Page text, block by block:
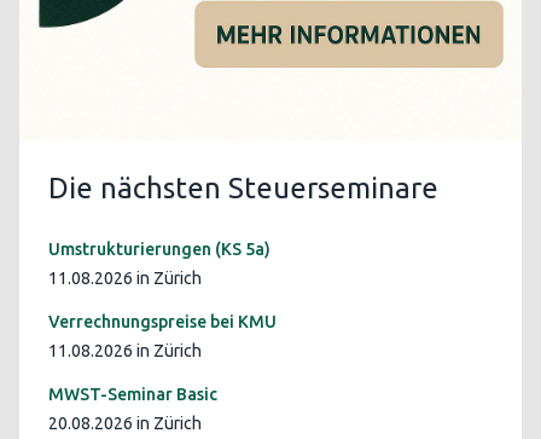
Die nächsten Steuerseminare
Umstrukturierungen (KS 5a)
11.08.2026 in Zürich
Verrechnungspreise bei KMU
11.08.2026 in Zürich
MWST-Seminar Basic
20.08.2026 in Zürich